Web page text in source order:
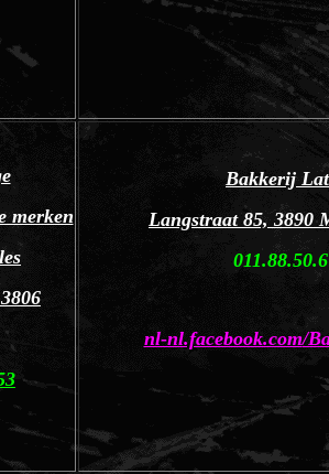
merken
Bakkerij
Langstraat 85, 3890
nl-nl.facebook.com/